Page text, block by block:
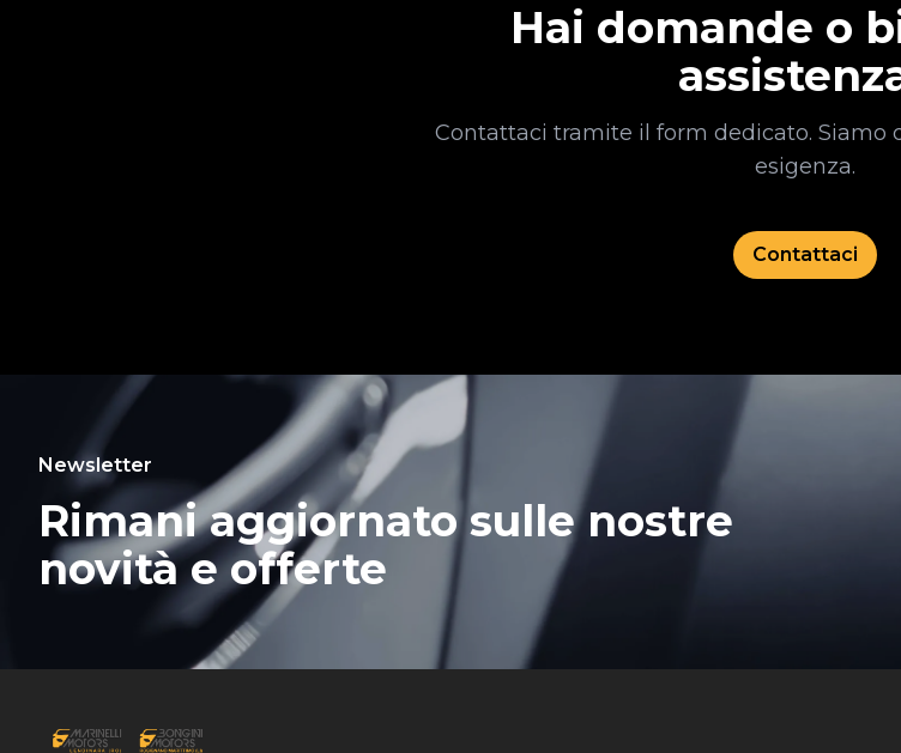
Hai domande o
Contattaci tramite il form dedicato. Siamo
esigenza.
Contattaci
Newsletter
Rimani aggiornato sulle nostre
novità e offerte